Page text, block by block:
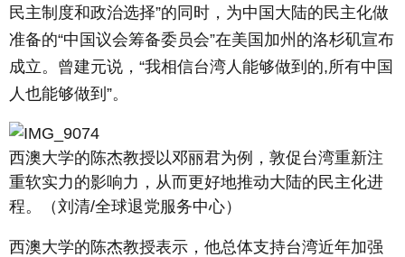
民主制度和政治选择”的同时，为中国大陆的民主化做
准备的“中国议会筹备委员会”在美国加州的洛杉矶宣布
成立。曾建元说，“我相信台湾人能够做到的,所有中国
人也能够做到”。
西澳大学的陈杰教授以邓丽君为例，敦促台湾重新注
重软实力的影响力，从而更好地推动大陆的民主化进
程。（刘清/全球退党服务中心）
西澳大学的陈杰教授表示，他总体支持台湾近年加强